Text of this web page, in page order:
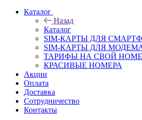
Каталог
Назад
Каталог
SIM-КАРТЫ ДЛЯ
SIM-КАРТЫ ДЛЯ
ТАРИФЫ НА СВОЙ
КРАСИВЫЕ НОМЕРА
Акции
Оплата
Доставка
Сотрудничество
Контакты